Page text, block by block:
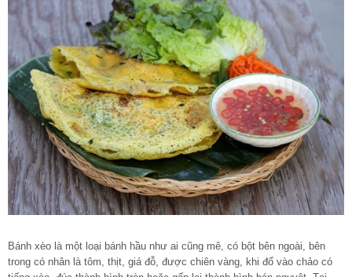
Bánh xèo là một loại bánh hầu như ai cũng mê, có bột bên ngoài, bên
trong có nhân là tôm, thịt, giá đỗ, được chiên vàng, khi đổ vào chảo có